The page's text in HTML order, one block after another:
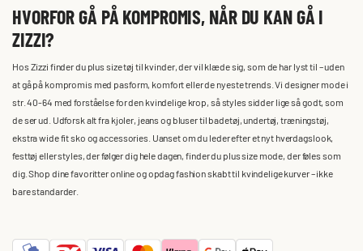
HVORFOR GÅ PÅ KOMPROMIS, NÅR DU KAN GÅ I
ZIZZI?
Hos Zizzi finder du plus size tøj til kvinder, der vil klæde sig, som de har lyst til – uden
at gå på kompromis med pasform, komfort eller de nyeste trends. Vi designer mode i
str. 40-64 med forståelse for den kvindelige krop, så styles sidder lige så godt, som
de ser ud. Udforsk alt fra kjoler, jeans og bluser til badetøj, undertøj, træningstøj,
ekstra wide fit sko og accessories. Uanset om du leder efter et nyt hverdagslook,
festtøj eller styles, der følger dig hele dagen, finder du plus size mode, der føles som
dig. Shop dine favoritter online og opdag fashion skabt til kvindelige kurver – ikke
bare standarder.